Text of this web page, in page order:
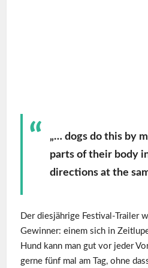
„… dogs do this by
parts of their body
directions at the
Der diesjährige Festival-Trailer
Gewinner: einem sich in
Hund kann man gut vor jeder
gerne fünf mal am Tag, ohne